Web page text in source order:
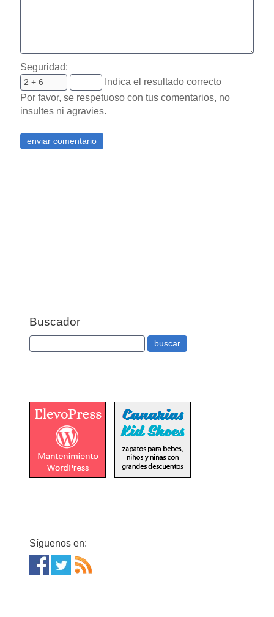
Seguridad:
Indica el resultado correcto
Por favor, se respetuoso con tus comentarios, no
insultes ni agravies.
Buscador
Síguenos en: